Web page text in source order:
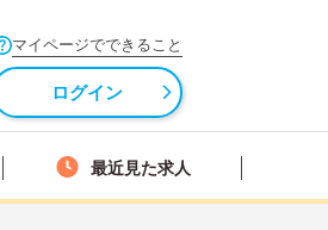
マイページでできること
ログイン
最近見た求人